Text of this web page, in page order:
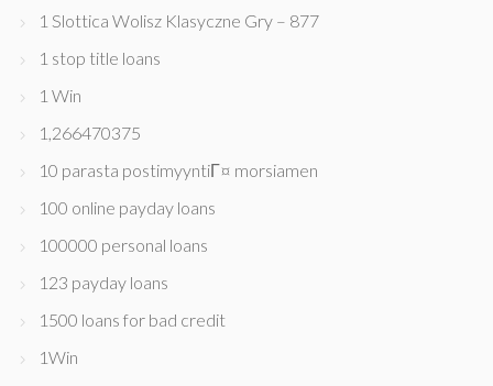
1 Slottica Wolisz Klasyczne Gry – 877
1 stop title loans
1 Win
1,266470375
10 parasta postimyyntiГ¤ morsiamen
100 online payday loans
100000 personal loans
123 payday loans
1500 loans for bad credit
1Win